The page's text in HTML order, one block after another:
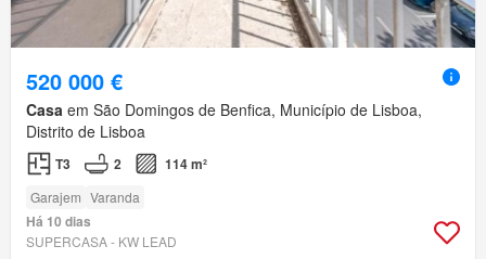
520 000 €
Casa em São Domingos de Benfica, Município de Lisboa,
Distrito de Lisboa
T3 2 114 m²
Garajem Varanda
Há 10 dias
SUPERCASA - KW LEAD